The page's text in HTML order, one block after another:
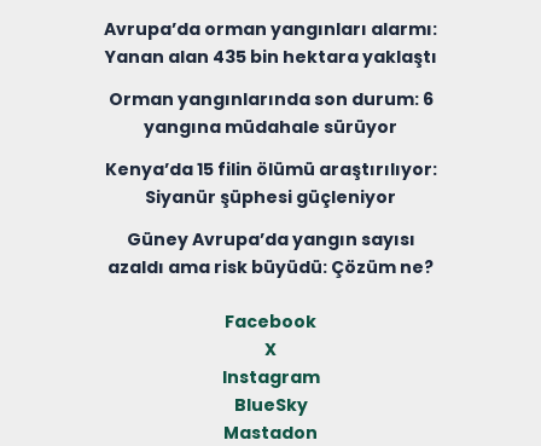
Avrupa’da orman yangınları alarmı:
Yanan alan 435 bin hektara yaklaştı
Orman yangınlarında son durum: 6
yangına müdahale sürüyor
Kenya’da 15 filin ölümü araştırılıyor:
Siyanür şüphesi güçleniyor
Güney Avrupa’da yangın sayısı
azaldı ama risk büyüdü: Çözüm ne?
Facebook
X
Instagram
BlueSky
Mastadon